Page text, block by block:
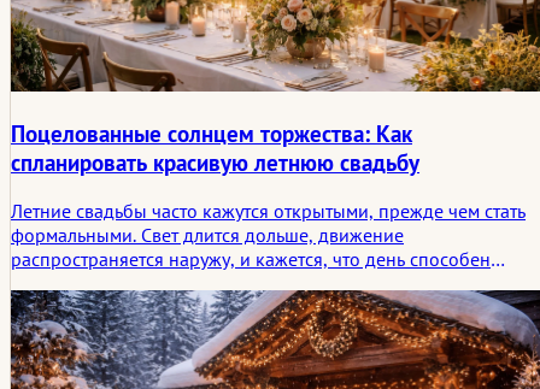
Поцелованные солнцем торжества: Как
спланировать красивую летнюю свадьбу
Летние свадьбы часто кажутся открытыми, прежде чем стать
формальными. Свет длится дольше, движение
распространяется наружу, и кажется, что день способен
В этой статье летние свадьбы рассматриваются не только как
сезон красоты, но и как форма празднования, формируемая
ритмом, погодой и эмоциональным следом, который
оставляет после себя солнечный день.